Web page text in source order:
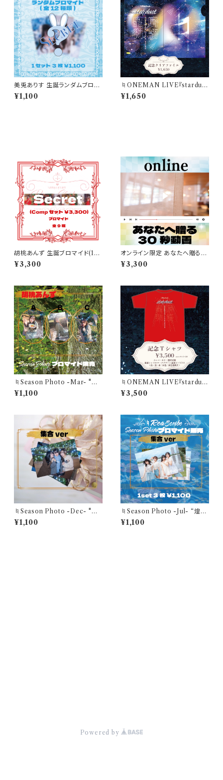
美兎ありす 生誕ランダムブロマ
イド(1セット3枚)
¥1,100
♮ONEMAN LIVE『stardus
t』記念クリアファイル(A5サイ
ズ)
¥1,650
胡桃あんず 生誕ブロマイド(1セ
ットコンプリート9枚販売)
¥3,300
オンライン限定 あなたへ贈る3
0秒動画
¥3,300
♮Season Photo -Mar- "ひ
だまりのピクニック"胡桃あんず
ブロマイド(1セット3枚)
¥1,100
♮ONEMAN LIVE『stardus
t』記念Tシャツ【赤】
¥3,500
♮Season Photo -Dec- "ひ
かり瞬く街を君と2人で~”集合ブ
ロマイド(1セット3枚)
¥1,100
♮Season Photo -Jul- “煌め
くこの一瞬が 夏色に溶けてい
く”集合ブロマイド(1セット3枚)
¥1,100
Powered by